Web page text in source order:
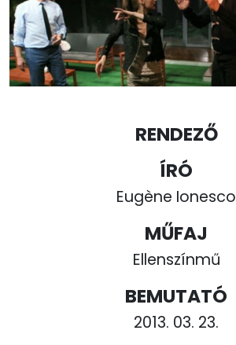
RENDEZŐ
ÍRÓ
Eugène Ionesco
MŰFAJ
Ellenszínmű
BEMUTATÓ
2013. 03. 23.